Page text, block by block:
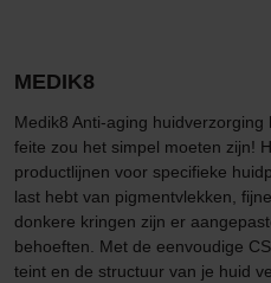
MEDIK8
Medik8 Anti-aging
feite zou het simpel moeten zijn!
productlijnen voor specifieke
last hebt van pigmentvlekken,
donkere kringen zijn er
behoeften. Met de eenvoudige
teint en de structuur van je huid